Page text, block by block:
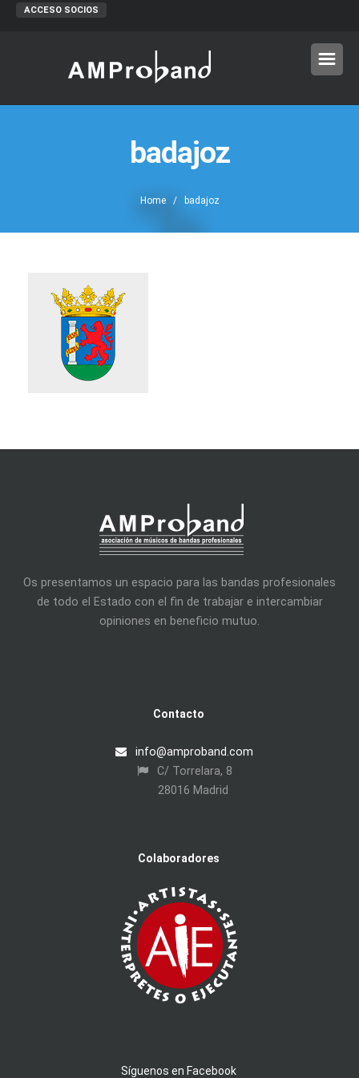
ACCESO SOCIOS
badajoz
Home/ badajoz
Os presentamos un espacio para las bandas profesionales
de todo el Estado con el fin de trabajar e intercambiar
opiniones en beneficio mutuo.
Contacto
info@amproband.com
C/ Torrelara, 8
28016 Madrid
Colaboradores
Síguenos en Facebook